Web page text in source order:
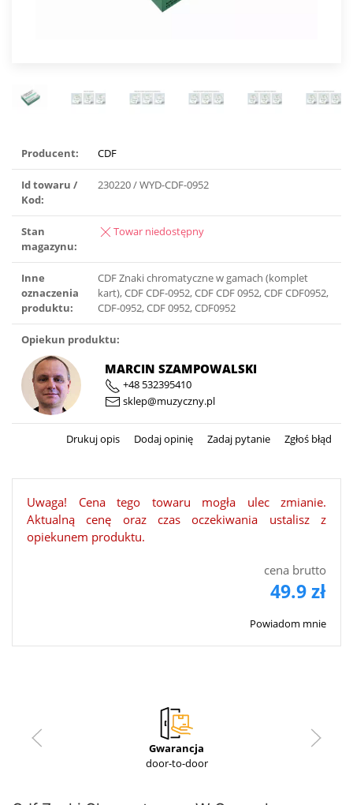
Producent: CDF
Id towaru /
Kod:
230220 / WYD-CDF-0952
Stan
magazynu:
Towar niedostępny
Inne
oznaczenia
produktu:
CDF Znaki chromatyczne w gamach (komplet
kart), CDF CDF-0952, CDF CDF 0952, CDF CDF0952,
CDF-0952, CDF 0952, CDF0952
Opiekun produktu:
MARCIN SZAMPOWALSKI
+48 532395410
sklep@muzyczny.pl
Drukuj opis Dodaj opinię Zadaj pytanie Zgłoś błąd
Uwaga! Cena tego towaru mogła ulec zmianie.
Aktualną cenę oraz czas oczekiwania ustalisz z
opiekunem produktu.
cena brutto
49.9 zł
Powiadom mnie
Gwarancja
door-to-door